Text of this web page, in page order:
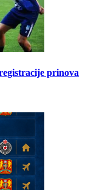
prinova